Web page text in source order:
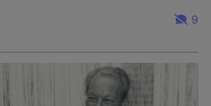
9